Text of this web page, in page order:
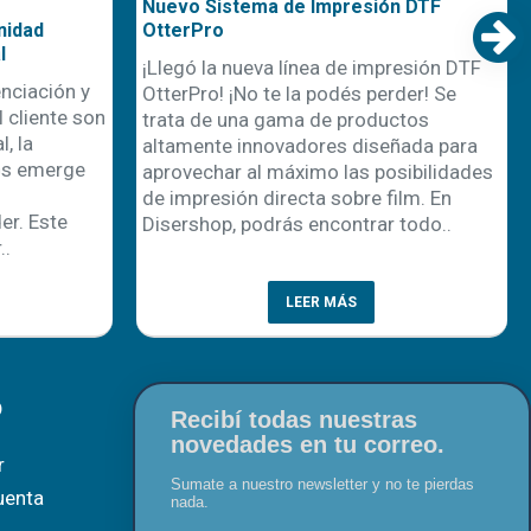
y
cliente son
la
emerge
Este
Nuevo Sistema de Impresión DTF
OtterPro
¡Llegó la nueva línea de impresión DTF
OtterPro! ¡No te la podés perder! Se
trata de una gama de productos
altamente innovadores diseñada para
aprovechar al máximo las posibilidades
de impresión directa sobre film. En
Disershop, podrás encontrar todo..
LEER MÁS
Recibí todas nuestras
novedades en tu correo.
Sumate a nuestro newsletter y no te pierdas
nada.